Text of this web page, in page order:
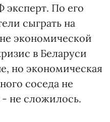
По его
сыграть на
экономической
в Беларуси
но экономическая
соседа не
не сложилось.